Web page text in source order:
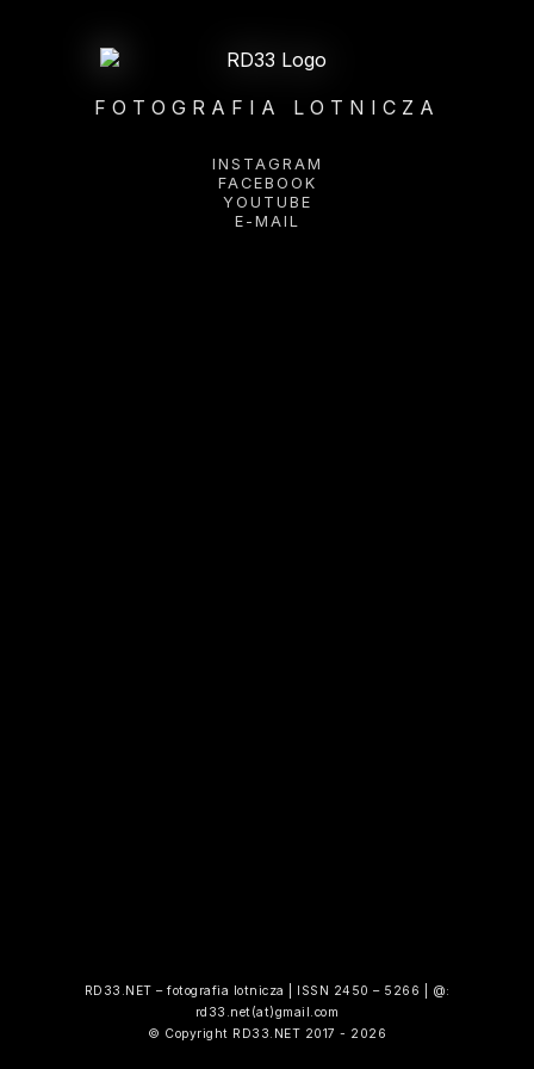
FOTOGRAFIA LOTNICZA
INSTAGRAM
FACEBOOK
YOUTUBE
E-MAIL
RD33.NET – fotografia lotnicza | ISSN 2450 – 5266 | @:
rd33.net(at)gmail.com
© Copyright RD33.NET 2017 - 2026